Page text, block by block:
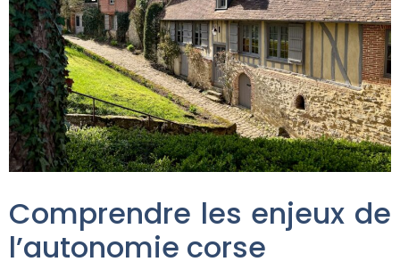
Comprendre les enjeux de
l’autonomie corse